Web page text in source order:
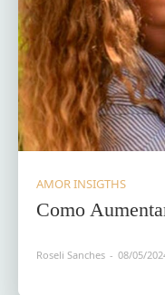
AMOR INSIGTHS
Como
Roseli Sanches - 08/05/